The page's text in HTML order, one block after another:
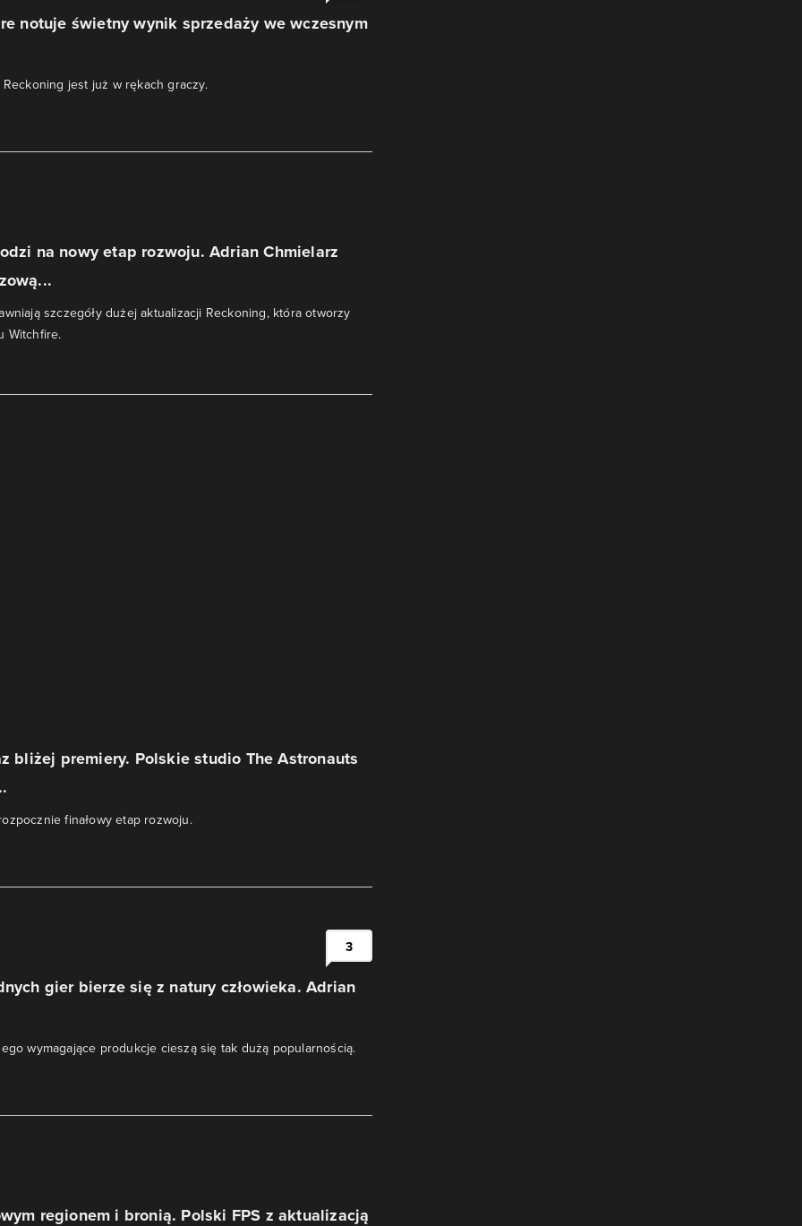
notuje świetny wynik sprzedaży we wczesnym
jest już w rękach graczy.
na nowy etap rozwoju. Adrian Chmielarz
szczegóły dużej aktualizacji Reckoning, która otworzy
Witchfire.
bliżej premiery. Polskie studio The Astronauts
finałowy etap rozwoju.
gier bierze się z natury człowieka. Adrian
wymagające produkcje cieszą się tak dużą popularnością.
3
regionem i bronią. Polski FPS z aktualizacją